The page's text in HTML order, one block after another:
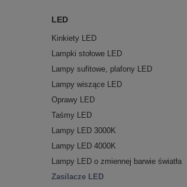
LED
Kinkiety LED
Lampki stołowe LED
Lampy sufitowe, plafony LED
Lampy wiszące LED
Oprawy LED
Taśmy LED
Lampy LED 3000K
Lampy LED 4000K
Lampy LED o zmiennej barwie światła
Zasilacze LED